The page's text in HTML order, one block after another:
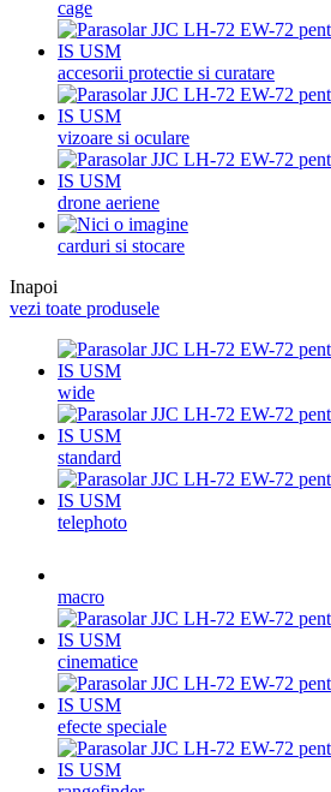
cage
accesorii protectie si curatare
vizoare si oculare
drone aeriene
carduri si stocare
Inapoi
vezi toate produsele
wide
standard
telephoto
macro
cinematice
efecte speciale